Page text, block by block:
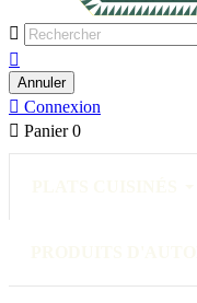


Annuler
 Connexion
 Panier 0